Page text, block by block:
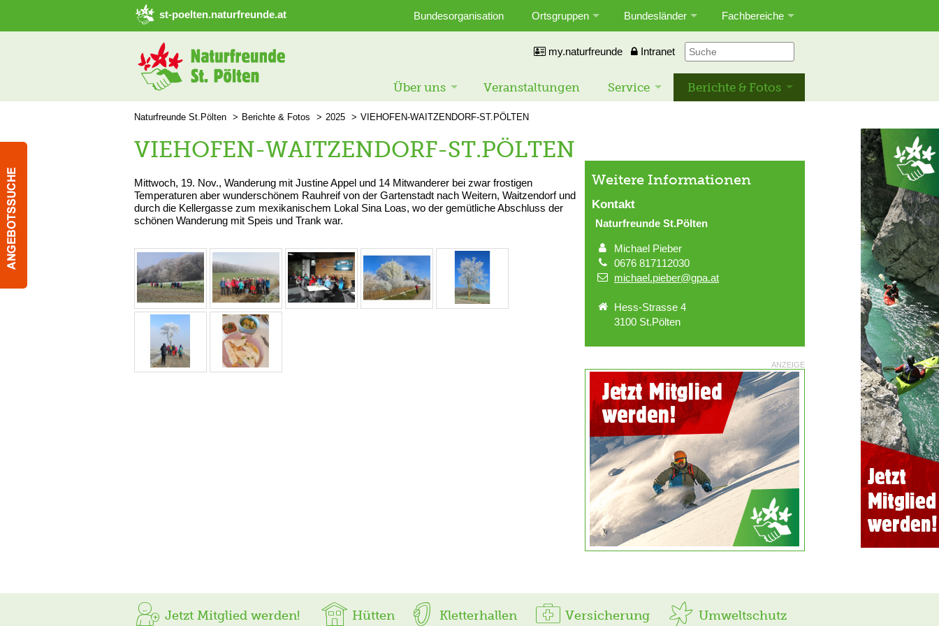
➜ Hauptregion der Seite anspringen
st-poelten.naturfreunde.at Bundesorganisation Ortsgruppen Bundesländer Fachbereiche
my.naturfreunde Intranet
Über uns Veranstaltungen Service Berichte & Fotos
Naturfreunde St.Pölten Berichte & Fotos 2025 VIEHOFEN-WAITZENDORF-ST.PÖLTEN
VIEHOFEN-WAITZENDORF-ST.PÖLTEN
Mittwoch, 19. Nov., Wanderung mit Justine Appel und 14 Mitwanderer bei zwar frostigen
Temperaturen aber wunderschönem Rauhreif von der Gartenstadt nach Weitern, Waitzendorf und
durch die Kellergasse zum mexikanischem Lokal Sina Loas, wo der gemütliche Abschluss der
schönen Wanderung mit Speis und Trank war.
Weitere Informationen
Kontakt
Naturfreunde St.Pölten
Michael Pieber
0676 817112030
michael.pieber@gpa.at
Hess-Strasse 4
3100 St.Pölten
ANZEIGE
Jetzt Mitglied werden! Hütten Kletterhallen Versicherung Umweltschutz